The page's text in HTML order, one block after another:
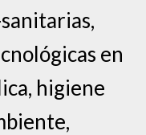
en
higiene